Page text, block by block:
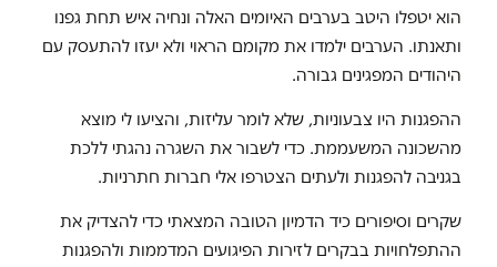
הוא יטפלו היטב בערבים האיומים האלה ונחיה איש תחת גפנו
ותאנתו. הערבים ילמדו את מקומם הראוי ולא יעזו להתעסק עם
היהודים המפגינים גבורה.
ההפגנות היו צבעוניות, שלא לומר עליזות, והציעו לי מוצא
מהשכונה המשעממת. כדי לשבור את השגרה נהגתי ללכת
בגניבה להפגנות ולעתים הצטרפו אלי חברות חתרניות.
שקרים וסיפורים כיד הדמיון הטובה המצאתי כדי להצדיק את
ההתפלחויות בבקרים לזירות הפיגועים המדממות ולהפגנות